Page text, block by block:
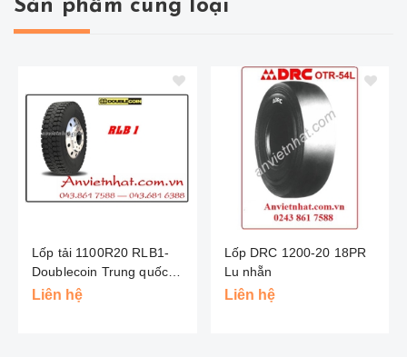
Sản phẩm cùng loại
Lốp tải 1100R20 RLB1-
Doublecoin Trung quốc
(Hai Đồng Tiền )
Liên hệ
Lốp DRC 1200-20 18PR
Lu nhẵn
Liên hệ